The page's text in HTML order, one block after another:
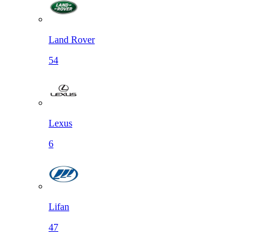
Land Rover
54
Lexus
6
Lifan
47